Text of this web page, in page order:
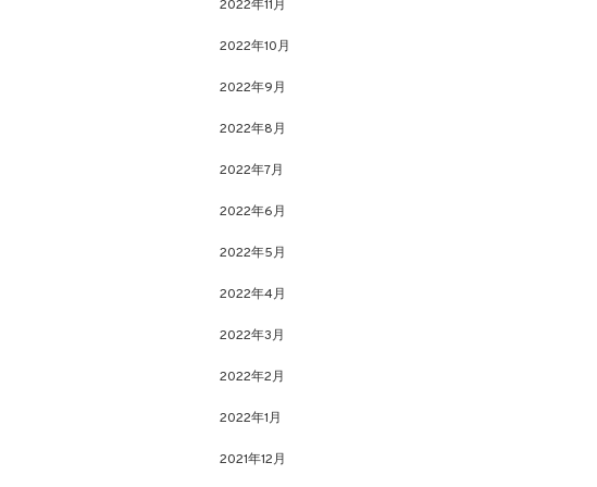
2022年11月
2022年10月
2022年9月
2022年8月
2022年7月
2022年6月
2022年5月
2022年4月
2022年3月
2022年2月
2022年1月
2021年12月